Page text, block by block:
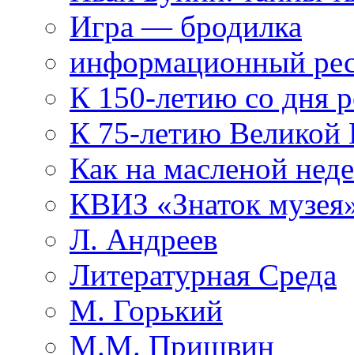
Игра — бродилка
информационный
К 150-летию со дня
К 75-летию Великой
Как на масленой
КВИЗ «Знаток
Л. Андреев
Литературная Среда
М. Горький
М.М. Пришвин